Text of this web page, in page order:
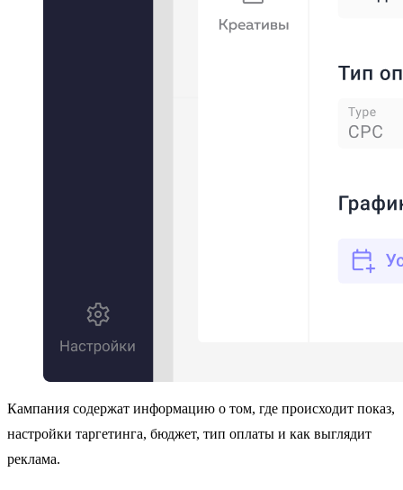
Кампания содержат информацию о том, где происходит показ,
настройки таргетинга, бюджет, тип оплаты и как выглядит
реклама.